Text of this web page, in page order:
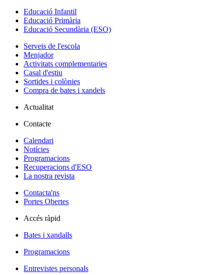
Educació Infantil
Educació Primària
Educació Secundària (ESO)
Serveis de l'escola
Menjador
Activitats complementaries
Casal d'estiu
Sortides i colònies
Compra de bates i xandels
Actualitat
Contacte
Calendari
Notícies
Programacions
Recuperacions d'ESO
La nostra revista
Contacta'ns
Portes Obertes
Accés ràpid
Bates i xandalls
Programacions
Entrevistes personals